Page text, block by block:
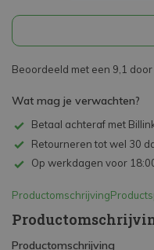
Beoordeeld met een 9,1
Wat mag je verwachten?
Betaal achteraf met
Retourneren tot wel 30
Op werkdagen voor
Productomschrijving
Productomschrijving